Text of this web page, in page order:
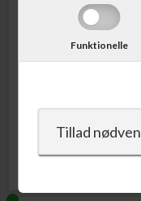
Funktionelle
255,00